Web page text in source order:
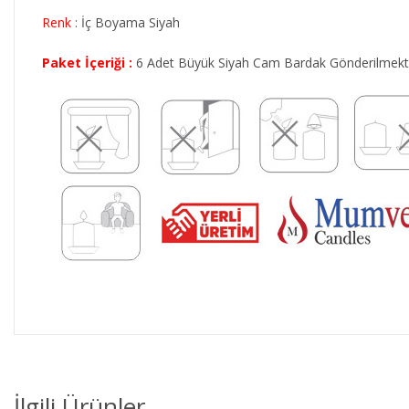
Renk : İç Boyama Siyah
Paket İçeriği : 6 Adet Büyük Siyah Cam Bardak